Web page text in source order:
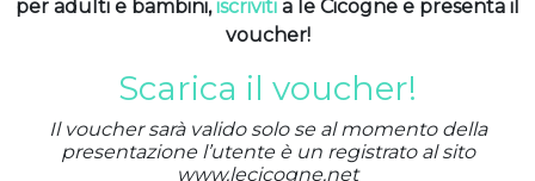
per adulti e bambini,iscriviti a le Cicogne e presenta il
voucher!
Scarica il voucher!
Il voucher sarà valido solo se al momento della
presentazione l’utente è un registrato al sito
www.lecicogne.net